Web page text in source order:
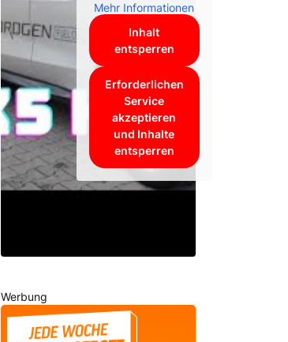
Mehr Informationen
Inhalt
entsperren
Erforderlichen
Service
akzeptieren
und Inhalte
entsperren
Werbung